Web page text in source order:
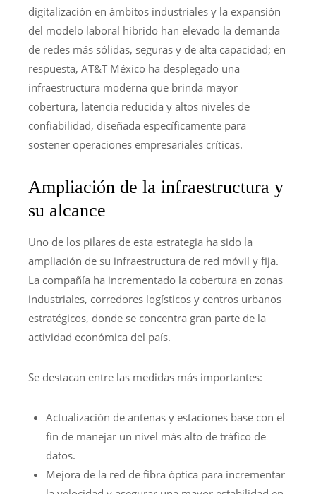
digitalización en ámbitos industriales y la expansión
del modelo laboral híbrido han elevado la demanda
de redes más sólidas, seguras y de alta capacidad; en
respuesta, AT&T México ha desplegado una
infraestructura moderna que brinda mayor
cobertura, latencia reducida y altos niveles de
confiabilidad, diseñada específicamente para
sostener operaciones empresariales críticas.
Ampliación de la infraestructura y
su alcance
Uno de los pilares de esta estrategia ha sido la
ampliación de su infraestructura de red móvil y fija.
La compañía ha incrementado la cobertura en zonas
industriales, corredores logísticos y centros urbanos
estratégicos, donde se concentra gran parte de la
actividad económica del país.
Se destacan entre las medidas más importantes:
Actualización de antenas y estaciones base con el
fin de manejar un nivel más alto de tráfico de
datos.
Mejora de la red de fibra óptica para incrementar